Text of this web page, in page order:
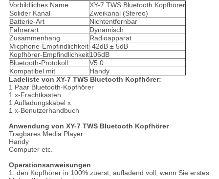
Vorbildliches Name
XY-7 TWS Bluetooth Kopfhörer
Solider Kanal
Zweikanal (Stereo)
Batterie-Art
Nichtentfernbar
Fahrerart
Dynamisch
Zusammenhang
Radioapparat
Micphone-Empfindlichkeit-42dB ± 5dB
Kopfhörer-Empfindlichkeit106dB
Bluetooth-Protokoll
V5.0
Kompatibel mit
Handy
Ladeliste von XY-7 TWS Bluetooth Kopfhörer:
1 Paar Bluetooth-Kopfhörer
1 x-Frachtkasten
1 Aufladungskabel x
1 x-Benutzerhandbuch
Anwendung von XY-7 TWS Bluetooth Kopfhörer
Tragbares Media Player
Handy
Computer etc.
Operationsanweisungen
1. den Kopfhörer in 100% zuerst, aufladend voll, wenn Sie erstes